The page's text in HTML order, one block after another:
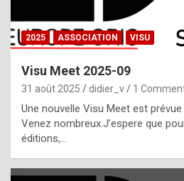
g
h
t
f
2025 ASSOCIATION VISU
Visu Meet 2025-09
31 août 2025 didier_v 1
Une nouvelle Visu Meet est
Venez nombreux.J’espere que
éditions,…